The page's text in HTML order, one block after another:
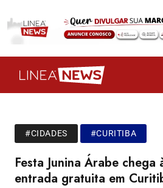
#CIDADES #CURITIBA
Festa Junina Árabe chega
entrada gratuita em